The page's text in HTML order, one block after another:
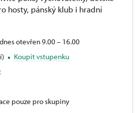
hosty, pánský klub i hradní
otevřen 9.00 – 16.00
Koupit vstupenku
pouze pro skupiny